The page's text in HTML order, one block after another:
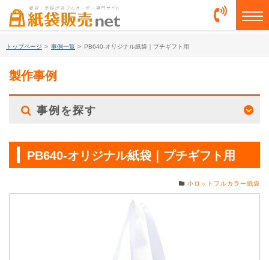
トップページ > 事例一覧 > PB640-オリジナル紙袋｜プチギフト用
製作事例
事例を探す
PB640-オリジナル紙袋｜プチギフト用
小ロットフルカラー紙袋